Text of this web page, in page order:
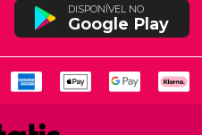
DISPONÍVEL NO
Google Play